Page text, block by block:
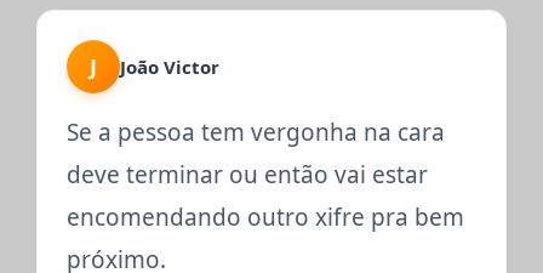
J João Victor
Se a pessoa tem vergonha na cara
deve terminar ou então vai estar
encomendando outro xifre pra bem
próximo.